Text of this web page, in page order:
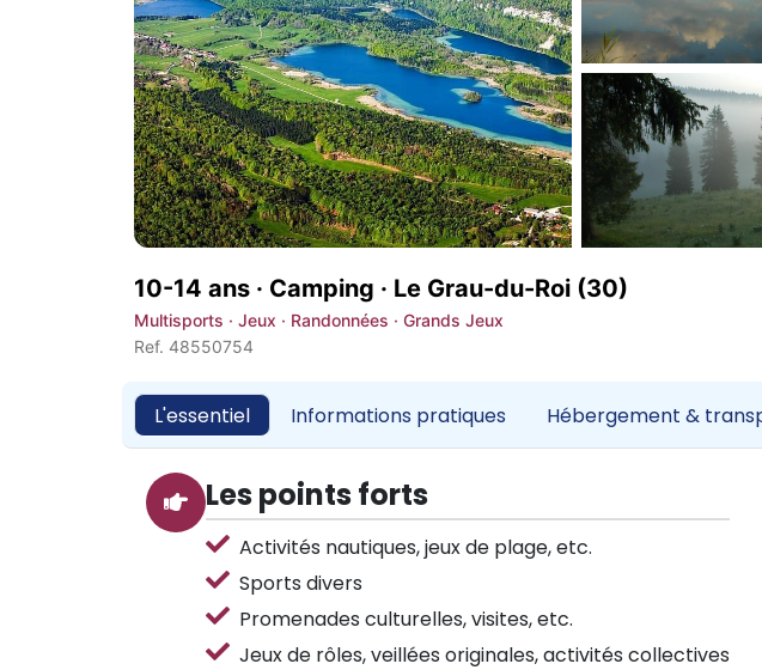
10-14 ans · Camping · Le Grau-du-Roi (30)
Multisports · Jeux · Randonnées · Grands Jeux
Ref. 48550754
L'essentiel Informations pratiques Hébergement &
Les points forts
Activités nautiques, jeux de plage, etc.
Sports divers
Promenades culturelles, visites, etc.
Jeux de rôles, veillées originales, activités collectives